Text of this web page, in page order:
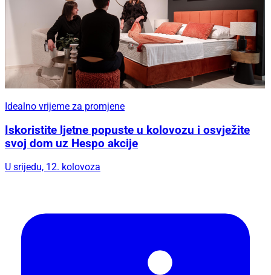
Idealno vrijeme za promjene
Iskoristite ljetne popuste u kolovozu i osvježite
svoj dom uz Hespo akcije
U srijedu, 12. kolovoza